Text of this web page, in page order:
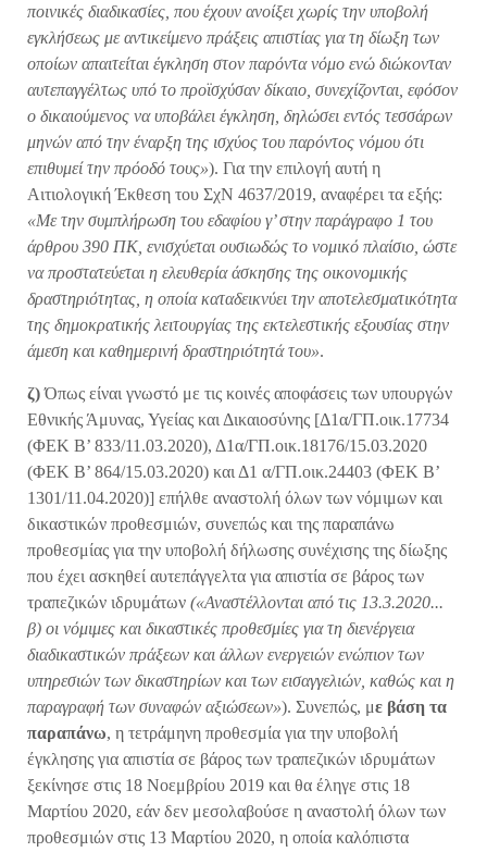
ποινικές διαδικασίες, που έχουν ανοίξει χωρίς την υποβολή
εγκλήσεως με αντικείμενο πράξεις απιστίας για τη δίωξη των
οποίων απαιτείται έγκληση στον παρόντα νόμο ενώ διώκονταν
αυτεπαγγέλτως υπό το προϊσχύσαν δίκαιο, συνεχίζονται, εφόσον
ο δικαιούμενος να υποβάλει έγκληση, δηλώσει εντός τεσσάρων
μηνών από την έναρξη της ισχύος του παρόντος νόμου ότι
επιθυμεί την πρόοδό τους»). Για την επιλογή αυτή η
Αιτιολογική Έκθεση του ΣχΝ 4637/2019, αναφέρει τα εξής:
«Με την συμπλήρωση του εδαφίου γ’ στην παράγραφο 1 του
άρθρου 390 ΠΚ, ενισχύεται ουσιωδώς το νομικό πλαίσιο, ώστε
να προστατεύεται η ελευθερία άσκησης της οικονομικής
δραστηριότητας, η οποία καταδεικνύει την αποτελεσματικότητα
της δημοκρατικής λειτουργίας της εκτελεστικής εξουσίας στην
άμεση και καθημερινή δραστηριότητά του».
ζ)Όπως είναι γνωστό με τις κοινές αποφάσεις των υπουργών
Εθνικής Άμυνας, Υγείας και Δικαιοσύνης [Δ1α/ΓΠ.οικ.17734
(ΦΕΚ Β’ 833/11.03.2020), Δ1α/ΓΠ.οικ.18176/15.03.2020
(ΦΕΚ Β’ 864/15.03.2020) και Δ1 α/ΓΠ.οικ.24403 (ΦΕΚ Β’
1301/11.04.2020)] επήλθε αναστολή όλων των νόμιμων και
δικαστικών προθεσμιών, συνεπώς και της παραπάνω
προθεσμίας για την υποβολή δήλωσης συνέχισης της δίωξης
που έχει ασκηθεί αυτεπάγγελτα για απιστία σε βάρος των
τραπεζικών ιδρυμάτων («Αναστέλλονται από τις 13.3.2020...
β) οι νόμιμες και δικαστικές προθεσμίες για τη διενέργεια
διαδικαστικών πράξεων και άλλων ενεργειών ενώπιον των
υπηρεσιών των δικαστηρίων και των εισαγγελιών, καθώς και η
παραγραφή των συναφών αξιώσεων»). Συνεπώς, με βάση τα
παραπάνω, η τετράμηνη προθεσμία για την υποβολή
έγκλησης για απιστία σε βάρος των τραπεζικών ιδρυμάτων
ξεκίνησε στις 18 Νοεμβρίου 2019 και θα έληγε στις 18
Μαρτίου 2020, εάν δεν μεσολαβούσε η αναστολή όλων των
προθεσμιών στις 13 Μαρτίου 2020, η οποία καλόπιστα